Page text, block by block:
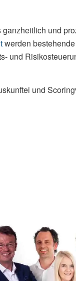
und
werden
und
und